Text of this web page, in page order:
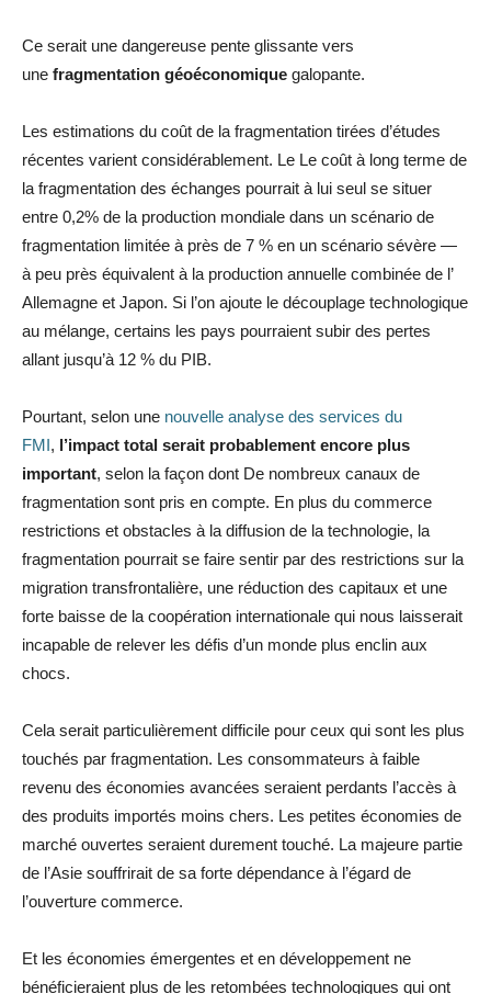
Ce serait une dangereuse pente glissante vers
une fragmentation géoéconomique galopante.
Les estimations du coût de la fragmentation tirées d’études
récentes varient considérablement. Le Le coût à long terme de
la fragmentation des échanges pourrait à lui seul se situer
entre 0,2% de la production mondiale dans un scénario de
fragmentation limitée à près de 7 % en un scénario sévère —
à peu près équivalent à la production annuelle combinée de l’
Allemagne et Japon. Si l’on ajoute le découplage technologique
au mélange, certains les pays pourraient subir des pertes
allant jusqu’à 12 % du PIB.
Pourtant, selon une nouvelle analyse des services du
FMI, l’impact total serait probablement encore plus
important, selon la façon dont De nombreux canaux de
fragmentation sont pris en compte. En plus du commerce
restrictions et obstacles à la diffusion de la technologie, la
fragmentation pourrait se faire sentir par des restrictions sur la
migration transfrontalière, une réduction des capitaux et une
forte baisse de la coopération internationale qui nous laisserait
incapable de relever les défis d’un monde plus enclin aux
chocs.
Cela serait particulièrement difficile pour ceux qui sont les plus
touchés par fragmentation. Les consommateurs à faible
revenu des économies avancées seraient perdants l’accès à
des produits importés moins chers. Les petites économies de
marché ouvertes seraient durement touché. La majeure partie
de l’Asie souffrirait de sa forte dépendance à l’égard de
l’ouverture commerce.
Et les économies émergentes et en développement ne
bénéficieraient plus de les retombées technologiques qui ont